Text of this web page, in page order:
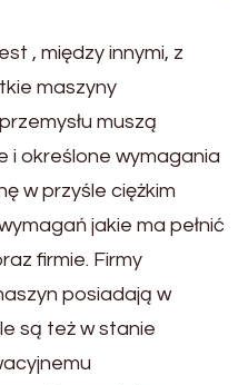
, między innymi, z
maszyny
muszą
i określone wymagania
w przyśle ciężkim
jakie ma pełnić
firmie. Firmy
posiadają w
są też w stanie